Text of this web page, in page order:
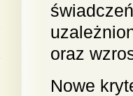
oraz
Nowe